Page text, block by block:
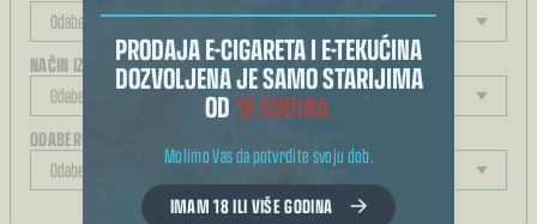
PRODAJA E-CIGARETA I E-TEKUĆINA
DOZVOLJENA JE SAMO STARIJIMA
OD18 GODINA.
Molimo Vas da potvrdite svoju dob.
IMAM 18 ILI VIŠE GODINA
NAČIN IZRAČUNA KOLIČINE
ODABERITE JAČINU